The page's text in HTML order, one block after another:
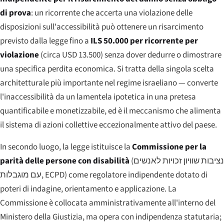
di prova: un ricorrente che accerta una violazione delle
disposizioni sull'accessibilità può ottenere un risarcimento
previsto dalla legge fino a ILS 50.000 per ricorrente per
violazione(circa USD 13.500) senza dover dedurre o dimostrare
una specifica perdita economica. Si tratta della singola scelta
architetturale più importante nel regime israeliano — converte
l'inaccessibilità da un lamentela ipotetica in una pretesa
quantificabile e monetizzabile, ed è il meccanismo che alimenta
il sistema di azioni collettive eccezionalmente attivo del paese.
In secondo luogo, la legge istituisce laCommissione per la
parità delle persone con disabilità (נציבות שוויון זכויות לאנשים
עם מוגבלות, ECPD) come regolatore indipendente dotato di
poteri di indagine, orientamento e applicazione. La
Commissione è collocata amministrativamente all'interno del
Ministero della Giustizia, ma opera con indipendenza statutaria;